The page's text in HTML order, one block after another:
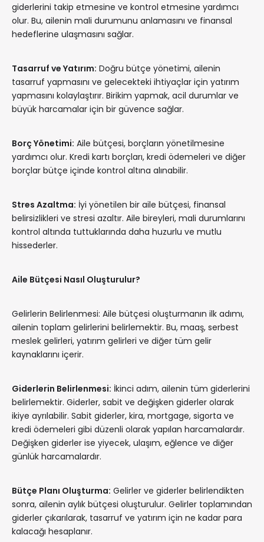
giderlerini takip etmesine ve kontrol etmesine yardımcı
olur. Bu, ailenin mali durumunu anlamasını ve finansal
hedeflerine ulaşmasını sağlar.
Tasarruf ve Yatırım: Doğru bütçe yönetimi, ailenin
tasarruf yapmasını ve gelecekteki ihtiyaçlar için yatırım
yapmasını kolaylaştırır. Birikim yapmak, acil durumlar ve
büyük harcamalar için bir güvence sağlar.
Borç Yönetimi: Aile bütçesi, borçların yönetilmesine
yardımcı olur. Kredi kartı borçları, kredi ödemeleri ve diğer
borçlar bütçe içinde kontrol altına alınabilir.
Stres Azaltma: İyi yönetilen bir aile bütçesi, finansal
belirsizlikleri ve stresi azaltır. Aile bireyleri, mali durumlarını
kontrol altında tuttuklarında daha huzurlu ve mutlu
hissederler.
Aile Bütçesi Nasıl Oluşturulur?
Gelirlerin Belirlenmesi: Aile bütçesi oluşturmanın ilk adımı,
ailenin toplam gelirlerini belirlemektir. Bu, maaş, serbest
meslek gelirleri, yatırım gelirleri ve diğer tüm gelir
kaynaklarını içerir.
Giderlerin Belirlenmesi: İkinci adım, ailenin tüm giderlerini
belirlemektir. Giderler, sabit ve değişken giderler olarak
ikiye ayrılabilir. Sabit giderler, kira, mortgage, sigorta ve
kredi ödemeleri gibi düzenli olarak yapılan harcamalardır.
Değişken giderler ise yiyecek, ulaşım, eğlence ve diğer
günlük harcamalardır.
Bütçe Planı Oluşturma: Gelirler ve giderler belirlendikten
sonra, ailenin aylık bütçesi oluşturulur. Gelirler toplamından
giderler çıkarılarak, tasarruf ve yatırım için ne kadar para
kalacağı hesaplanır.